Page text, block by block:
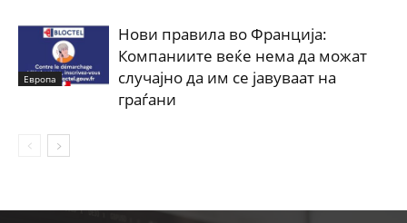
Европа
Нови правила во Франција:
Компаниите веќе нема да можат
случајно да им се јавуваат на
граѓани